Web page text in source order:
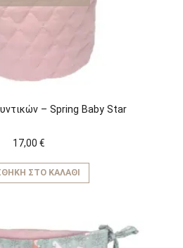
– Spring Baby Star
17,00 €
ΣΤΟ ΚΑΛΆΘΙ